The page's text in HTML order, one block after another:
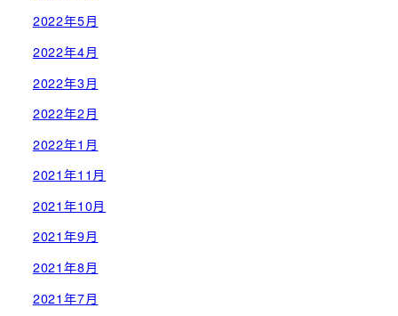
2022年5月
2022年4月
2022年3月
2022年2月
2022年1月
2021年11月
2021年10月
2021年9月
2021年8月
2021年7月